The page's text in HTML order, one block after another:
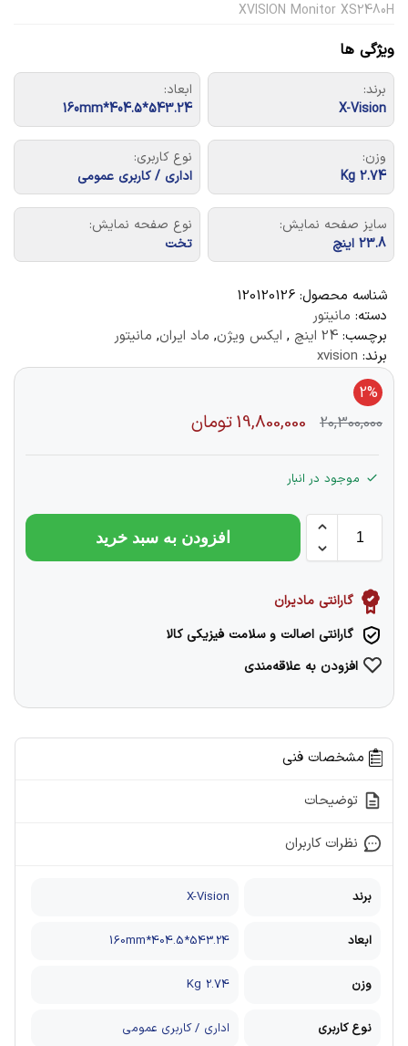
XVISION Monitor XS2480H
ویژگی ها
برند:
X-Vision
ابعاد:
543.24*404.5*160mm
وزن:
2.74 Kg
نوع کاربری:
اداری / کاربری عمومی
سایز صفحه نمایش:
23.8 اینچ
نوع صفحه نمایش:
تخت
شناسه محصول: 120120126
دسته: مانیتور
برچسب: 24 اینچ , ایکس ویژن, ماد ایران, مانیتور
برند: xvision
2%
20,300,000
19,800,000تومان
موجود در انبار
افزودن به سبد خرید
گارانتی مادیران
گارانتی اصالت و سلامت فیزیکی کالا
افزودن به علاقه‌مندی
مشخصات فنی
توضیحات
نظرات کاربران
برند X-Vision
ابعاد 543.24*404.5*160mm
وزن 2.74 Kg
نوع کاربری اداری / کاربری عمومی